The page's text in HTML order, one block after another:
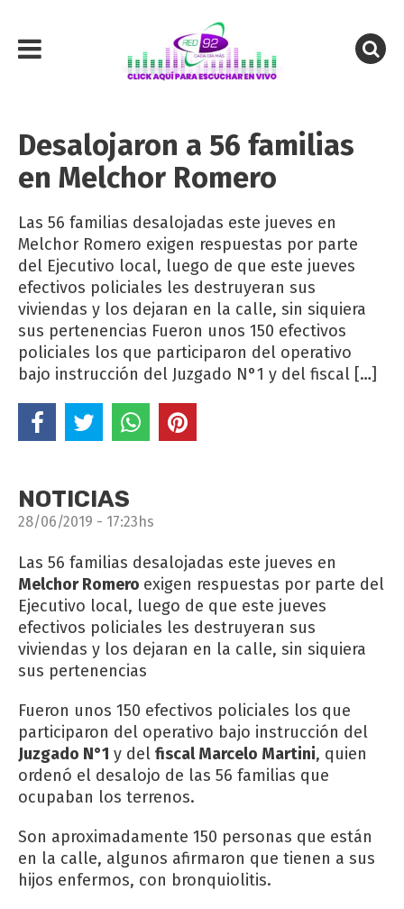
Desalojaron a 56 familias
en Melchor Romero
Las 56 familias desalojadas este jueves en
Melchor Romero exigen respuestas por parte
del Ejecutivo local, luego de que este jueves
efectivos policiales les destruyeran sus
viviendas y los dejaran en la calle, sin siquiera
sus pertenencias Fueron unos 150 efectivos
policiales los que participaron del operativo
bajo instrucción del Juzgado N°1 y del fiscal […]
NOTICIAS
28/06/2019 - 17:23hs
Las 56 familias desalojadas este jueves en
Melchor Romero exigen respuestas por parte del
Ejecutivo local, luego de que este jueves
efectivos policiales les destruyeran sus
viviendas y los dejaran en la calle, sin siquiera
sus pertenencias
Fueron unos 150 efectivos policiales los que
participaron del operativo bajo instrucción del
Juzgado N°1 y del fiscal Marcelo Martini, quien
ordenó el desalojo de las 56 familias que
ocupaban los terrenos.
Son aproximadamente 150 personas que están
en la calle, algunos afirmaron que tienen a sus
hijos enfermos, con bronquiolitis.